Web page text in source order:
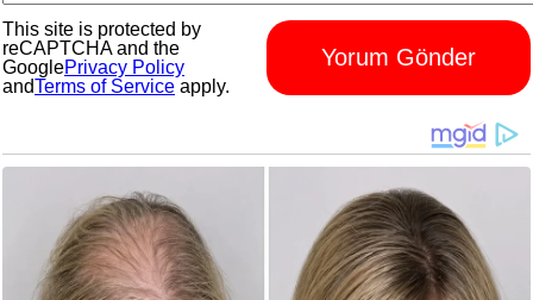
Yorum Gönder
This site is protected by
reCAPTCHA and the
GooglePrivacy Policy
andTerms of Service apply.